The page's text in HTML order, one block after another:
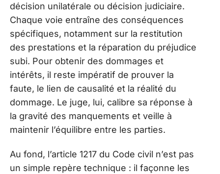
décision unilatérale ou décision judiciaire.
Chaque voie entraîne des conséquences
spécifiques, notamment sur la restitution
des prestations et la réparation du préjudice
subi. Pour obtenir des dommages et
intérêts, il reste impératif de prouver la
faute, le lien de causalité et la réalité du
dommage. Le juge, lui, calibre sa réponse à
la gravité des manquements et veille à
maintenir l’équilibre entre les parties.
Au fond, l’article 1217 du Code civil n’est pas
un simple repère technique : il façonne les